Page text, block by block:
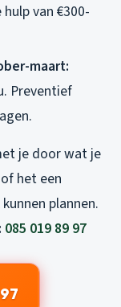
van €300-
maart:
Preventief
je door wat je
het een
plannen.
085 019 89 97